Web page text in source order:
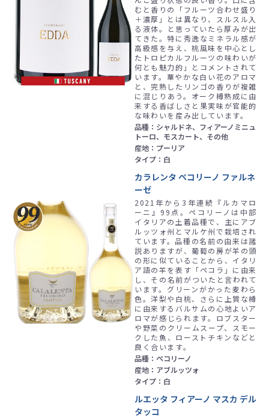
むと香りの「フルーツ合わせ盛り
＋濃厚」とは異なり、スルスル入
る液体。と思っていたら厚みが出
てきた。特に秀逸なミネラル感が
高級感を与え、桃風味を中心とし
たトロピカルフルーツの味わいが
何とも魅力的」とコメントされて
います。華やかな白い花のアロマ
と、完熟したリンゴの香りが複雑
に混じりあう。オーク樽熟成に由
来する香ばしさと果実味が官能的
な味わいを産み出しています。
品種：シャルドネ、フィアーノミニュ
トーロ、モスカート、その他
産地：プーリア
タイプ：白
カラレンタ ペコリーノ ファルネ
ーゼ
2021年から3年連続『ルカマロ
ーニ』99点。ペコリーノは中部
イタリアの土着品種で、主にアブ
ルッツォ州とマルケ州で栽培され
ています。品種の名前の由来は諸
説ありますが、葡萄の房が羊の頭
の形に似ていることから、イタリ
ア語の羊を表す「ペコラ」に由来
し、その名前がついたと言われて
います。グリーンがかった麦わら
色。洋梨や白桃、さらに上質な樽
に由来するバルサムの心地よいア
ロマが感じられます。ロブスター
や野菜のクリームスープ、スモー
クした魚、ローストチキンなどと
良く合います。
品種：ペコリーノ
産地：アブルッツォ
タイプ：白
ルエッタ フィアーノ マスカ デル
タッコ